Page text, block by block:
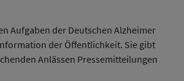
Aufgaben der Deutschen Alzheimer
der Öffentlichkeit. Sie gibt
Anlässen Pressemitteilungen